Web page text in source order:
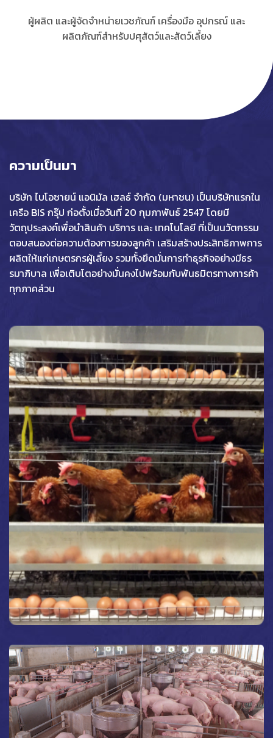
ผู้ผลิต และผู้จัดจำหน่ายเวชภัณฑ์ เครื่องมือ อุปกรณ์ และ
ผลิตภัณฑ์สำหรับปศุสัตว์และสัตว์เลี้ยง
ความเป็นมา
บริษัท ไบโอซายน์ แอนิมัล เฮลธ์ จำกัด (มหาชน) เป็นบริษัทแรกใน
เครือ BIS กรุ๊ป ก่อตั้งเมื่อวันที่ 20 กุมภาพันธ์ 2547 โดยมี
วัตถุประสงค์เพื่อนำสินค้า บริการ และ เทคโนโลยี ที่เป็นนวัตกรรม
ตอบสนองต่อความต้องการของลูกค้า เสริมสร้างประสิทธิภาพการ
ผลิตให้แก่เกษตรกรผู้เลี้ยง รวมทั้งยึดมั่นการทำธุรกิจอย่างมีธร
รมาภิบาล เพื่อเติบโตอย่างมั่นคงไปพร้อมกับพันธมิตรทางการค้า
ทุกภาคส่วน